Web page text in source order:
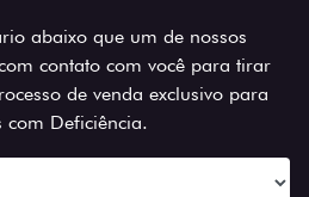
abaixo que um de nossos
contato com você para tirar
de venda exclusivo para
com Deficiência.